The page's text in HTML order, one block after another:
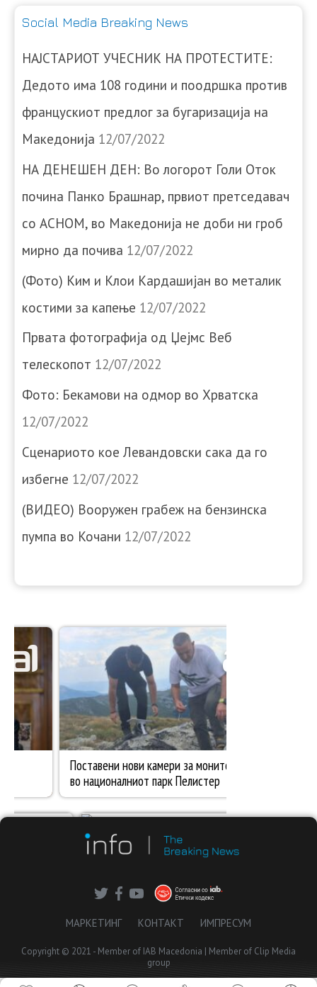
Social Media Breaking News
НАЈСТАРИОТ УЧЕСНИК НА ПРОТЕСТИТЕ:
Дедото има 108 години и поодршка против
францускиот предлог за бугаризација на
Македонија 12/07/2022
НА ДЕНЕШЕН ДЕН: Во логорот Голи Оток
почина Панко Брашнар, првиот претседавач
со АСНОМ, во Македонија не доби ни гроб
мирно да почива 12/07/2022
(Фото) Ким и Клои Кардашијан во металик
костими за капење 12/07/2022
Првата фотографија од Џејмс Веб
телескопот 12/07/2022
Фото: Бекамови на одмор во Хрватска
12/07/2022
Сценариото кое Левандовски сака да го
избегне 12/07/2022
(ВИДЕО) Вооружен грабеж на бензинска
пумпа во Кочани 12/07/2022
МАРКЕТИНГ КОНТАКТ ИМПРЕСУМ
Copyright © 2021 - Member of IAB Macedonia | Member of Clip Media
group